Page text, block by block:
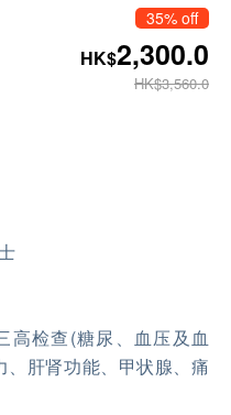
35% off
HK$2,300.0
HK$3,560.0
高检查(糖尿、血压及血
肝肾功能、甲状腺、痛